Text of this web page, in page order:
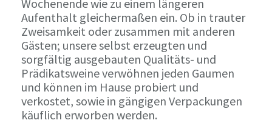
Wochenende wie zu einem längeren
Aufenthalt gleichermaßen ein. Ob in trauter
Zweisamkeit oder zusammen mit anderen
Gästen; unsere selbst erzeugten und
sorgfältig ausgebauten Qualitäts- und
Prädikatsweine verwöhnen jeden Gaumen
und können im Hause probiert und
verkostet, sowie in gängigen Verpackungen
käuflich erworben werden.